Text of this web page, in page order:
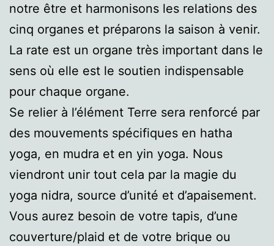
notre être et harmonisons les relations des
cinq organes et préparons la saison à venir.
La rate est un organe très important dans le
sens où elle est le soutien indispensable
pour chaque organe.
Se relier à l’élément Terre sera renforcé par
des mouvements spécifiques en hatha
yoga, en mudra et en yin yoga. Nous
viendront unir tout cela par la magie du
yoga nidra, source d’unité et d’apaisement.
Vous aurez besoin de votre tapis, d’une
couverture/plaid et de votre brique ou